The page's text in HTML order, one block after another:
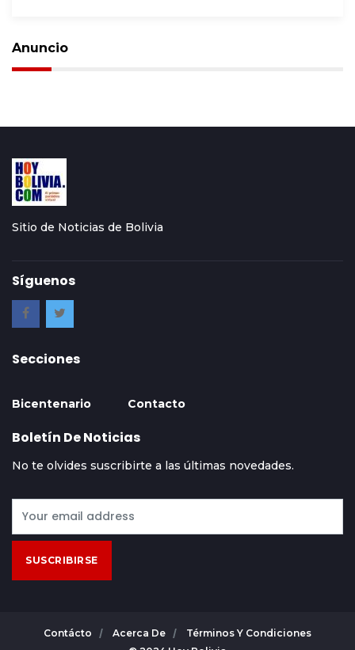
Anuncio
Sitio de Noticias de Bolivia
Síguenos
Secciones
Bicentenario Contacto
Boletín De Noticias
No te olvides suscribirte a las últimas novedades.
SUSCRIBIRSE
Contácto Acerca De Términos Y Condiciones